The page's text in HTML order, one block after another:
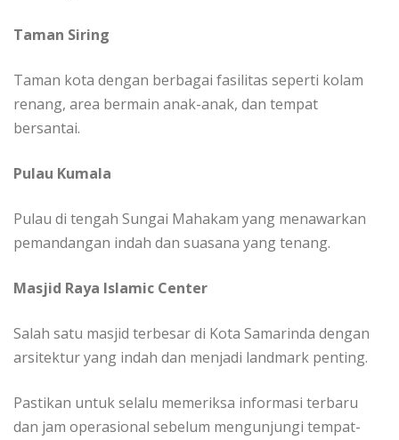
Taman Siring
Taman kota dengan berbagai fasilitas seperti kolam
renang, area bermain anak-anak, dan tempat
bersantai.
Pulau Kumala
Pulau di tengah Sungai Mahakam yang menawarkan
pemandangan indah dan suasana yang tenang.
Masjid Raya Islamic Center
Salah satu masjid terbesar di Kota Samarinda dengan
arsitektur yang indah dan menjadi landmark penting.
Pastikan untuk selalu memeriksa informasi terbaru
dan jam operasional sebelum mengunjungi tempat-